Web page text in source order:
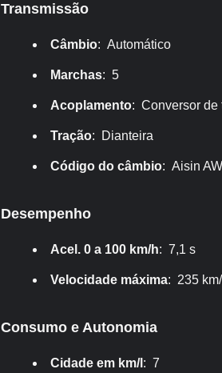
Transmissão
Câmbio: Automático
Marchas: 5
Acoplamento: Conversor de
Tração: Dianteira
Código do câmbio: Aisin
Desempenho
Acel. 0 a 100 km/h: 7,1 s
Velocidade máxima: 235
Consumo e Autonomia
Cidade em km/l : 7